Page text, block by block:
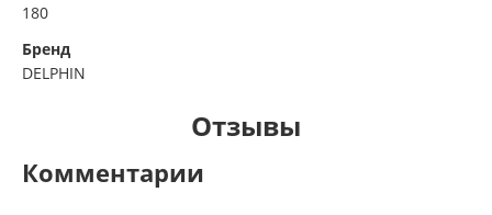
180
Бренд
DELPHIN
Отзывы
Комментарии